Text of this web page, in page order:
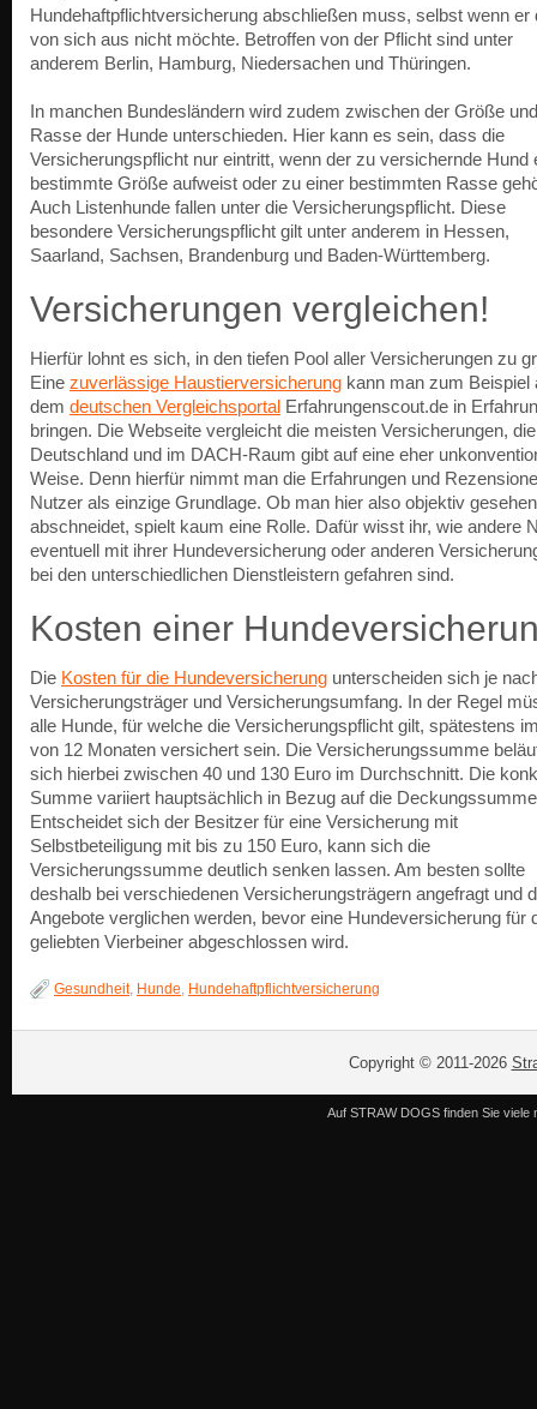
Hundehaftpflichtversicherung abschließen muss, selbst wenn er
von sich aus nicht möchte. Betroffen von der Pflicht sind unter
anderem Berlin, Hamburg, Niedersachen und Thüringen.
In manchen Bundesländern wird zudem zwischen der Größe
Rasse der Hunde unterschieden. Hier kann es sein, dass die
Versicherungspflicht nur eintritt, wenn der zu versichernde Hund
bestimmte Größe aufweist oder zu einer bestimmten Rasse
Auch Listenhunde fallen unter die Versicherungspflicht. Diese
besondere Versicherungspflicht gilt unter anderem in Hessen,
Saarland, Sachsen, Brandenburg und Baden-Württemberg.
Versicherungen vergleichen!
Hierfür lohnt es sich, in den tiefen Pool aller Versicherungen zu
Eine zuverlässige Haustierversicherung kann man zum Beispiel
dem deutschen Vergleichsportal Erfahrungenscout.de in
bringen. Die Webseite vergleicht die meisten Versicherungen,
Deutschland und im DACH-Raum gibt auf eine eher
Weise. Denn hierfür nimmt man die Erfahrungen und
Nutzer als einzige Grundlage. Ob man hier also objektiv
abschneidet, spielt kaum eine Rolle. Dafür wisst ihr, wie andere
eventuell mit ihrer Hundeversicherung oder anderen
bei den unterschiedlichen Dienstleistern gefahren sind.
Kosten einer
Die Kosten für die Hundeversicherung unterscheiden sich je
Versicherungsträger und Versicherungsumfang. In der Regel
alle Hunde, für welche die Versicherungspflicht gilt, spätestens
von 12 Monaten versichert sein. Die Versicherungssumme
sich hierbei zwischen 40 und 130 Euro im Durchschnitt. Die
Summe variiert hauptsächlich in Bezug auf die
Entscheidet sich der Besitzer für eine Versicherung mit
Selbstbeteiligung mit bis zu 150 Euro, kann sich die
Versicherungssumme deutlich senken lassen. Am besten sollte
deshalb bei verschiedenen Versicherungsträgern angefragt und
Angebote verglichen werden, bevor eine Hundeversicherung für
geliebten Vierbeiner abgeschlossen wird.
Gesundheit, Hunde, Hundehaftpflichtversicherung
Copyright © 2011-2026
Auf STRAW DOGS finden Sie